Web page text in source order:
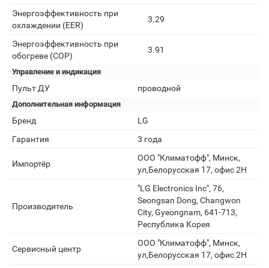
Энергоэффективность при
охлаждении (EER)
3.29
Энергоэффективность при
обогреве (COP)
3.91
Управление и индикация
Пульт ДУ проводной
Дополнительная информация
Бренд
LG
Гарантия
3 года
Импортёр
ООО "Климатофф", Минск,
ул,Белорусская 17, офис 2H
Производитель
"LG Electronics Inc", 76,
Seongsan Dong, Changwon
City, Gyeongnam, 641-713,
Республика Корея
Сервисный центр
ООО "Климатофф", Минск,
ул,Белорусская 17, офис 2H